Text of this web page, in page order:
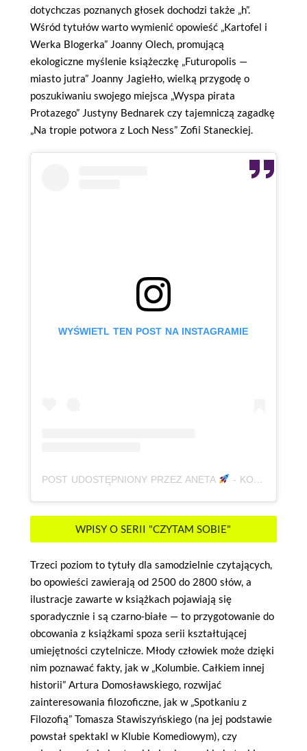
dotychczas poznanych głosek dochodzi także „h”.
Wśród tytułów warto wymienić opowieść „Kartofel i
Werka Blogerka” Joanny Olech, promującą
ekologiczne myślenie książeczkę „Futuropolis —
miasto jutra” Joanny Jagiełło, wielką przygodę o
poszukiwaniu swojego miejsca „Wyspa pirata
Protazego” Justyny Bednarek czy tajemniczą zagadkę
„Na tropie potwora z Loch Ness” Zofii Staneckiej.
WYŚWIETL TEN POST NA INSTAGRAMIE
POST UDOSTĘPNIONY PRZEZ ANETA - KOREPETYCJE, JĘZYK POLSKI | AUTYZM, ADHD | KSIĄŻKI (@BABAODPOLSKIEGO)
WPISY O SERII "CZYTAM SOBIE"
Trzeci poziom to tytuły dla samodzielnie czytających,
bo opowieści zawierają od 2500 do 2800 słów, a
ilustracje zawarte w książkach pojawiają się
sporadycznie i są czarno-białe — to przygotowanie do
obcowania z książkami spoza serii kształtującej
umiejętności czytelnicze. Młody człowiek może dzięki
nim poznawać fakty, jak w „Kolumbie. Całkiem innej
historii” Artura Domosławskiego, rozwijać
zainteresowania filozoficzne, jak w „Spotkaniu z
Filozofią” Tomasza Stawiszyńskiego (na jej podstawie
powstał spektakl w Klubie Komediowym), czy